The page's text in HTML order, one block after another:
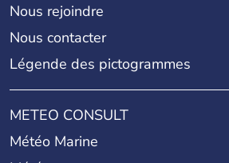
Nous rejoindre
Nous contacter
Légende des pictogrammes
METEO CONSULT
Météo Marine